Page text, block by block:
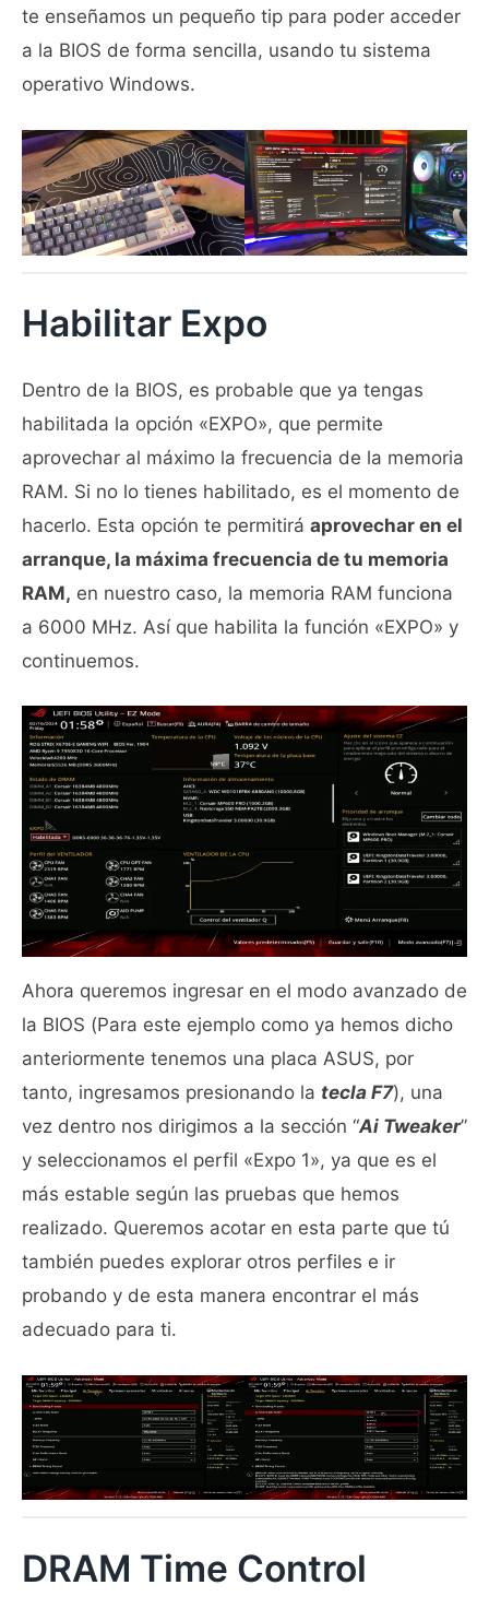
te enseñamos un pequeño tip para poder acceder
a la BIOS de forma sencilla, usando tu sistema
operativo Windows.
Habilitar Expo
Dentro de la BIOS, es probable que ya tengas
habilitada la opción «EXPO», que permite
aprovechar al máximo la frecuencia de la memoria
RAM. Si no lo tienes habilitado, es el momento de
hacerlo. Esta opción te permitirá aprovechar en el
arranque, la máxima frecuencia de tu memoria
RAM, en nuestro caso, la memoria RAM funciona
a 6000 MHz. Así que habilita la función «EXPO» y
continuemos.
Ahora queremos ingresar en el modo avanzado de
la BIOS (Para este ejemplo como ya hemos dicho
anteriormente tenemos una placa ASUS, por
tanto, ingresamos presionando la tecla F7), una
vez dentro nos dirigimos a la sección “Ai Tweaker”
y seleccionamos el perfil «Expo 1», ya que es el
más estable según las pruebas que hemos
realizado. Queremos acotar en esta parte que tú
también puedes explorar otros perfiles e ir
probando y de esta manera encontrar el más
adecuado para ti.
DRAM Time Control